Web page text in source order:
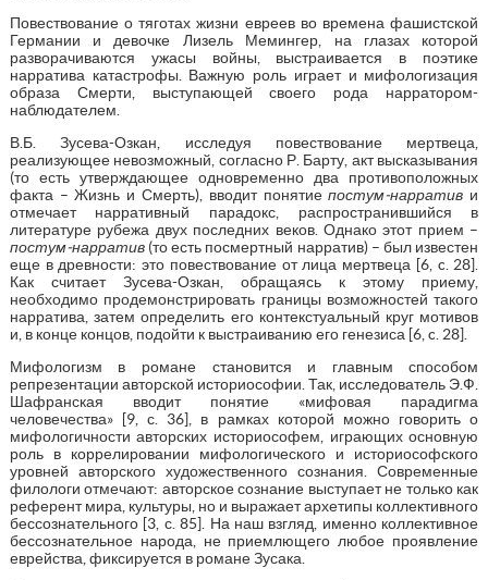
Повествование о тяготах жизни евреев во времена фашистской
Германии и девочке Лизель Мемингер, на глазах которой
разворачиваются ужасы войны, выстраивается в поэтике
нарратива катастрофы. Важную роль играет и мифологизация
образа Смерти, выступающей своего рода нарратором-
наблюдателем.
В.Б. Зусева-Озкан, исследуя повествование мертвеца,
реализующее невозможный, согласно Р. Барту, акт высказывания
(то есть утверждающее одновременно два противоположных
факта – Жизнь и Смерть), вводит понятиепостум-нарратив и
отмечает нарративный парадокс, распространившийся в
литературе рубежа двух последних веков. Однако этот прием –
постум-нарратив(то есть посмертный нарратив) – был известен
еще в древности: это повествование от лица мертвеца [6, c. 28].
Как считает Зусева-Озкан, обращаясь к этому приему,
необходимо продемонстрировать границы возможностей такого
нарратива, затем определить его контекстуальный круг мотивов
и, в конце концов, подойти к выстраиванию его генезиса [6, c. 28].
Мифологизм в романе становится и главным способом
репрезентации авторской историософии. Так, исследователь Э.Ф.
Шафранская вводит понятие «мифовая парадигма
человечества» [9, с. 36], в рамках которой можно говорить о
мифологичности авторских историософем, играющих основную
роль в коррелировании мифологического и историософского
уровней авторского художественного сознания. Современные
филологи отмечают: авторское сознание выступает не только как
референт мира, культуры, но и выражает архетипы коллективного
бессознательного [3, с. 85]. На наш взгляд, именно коллективное
бессознательное народа, не приемлющего любое проявление
еврейства, фиксируется в романе Зусака.